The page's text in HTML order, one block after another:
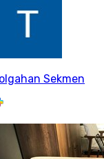
Sekmen